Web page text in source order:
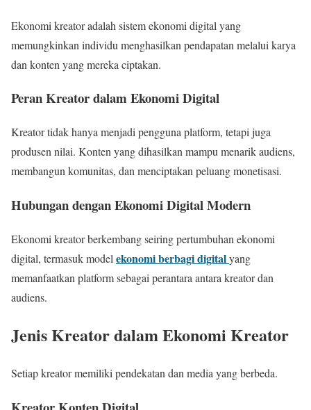
Ekonomi kreator adalah sistem ekonomi digital yang
memungkinkan individu menghasilkan pendapatan melalui karya
dan konten yang mereka ciptakan.
Peran Kreator dalam Ekonomi Digital
Kreator tidak hanya menjadi pengguna platform, tetapi juga
produsen nilai. Konten yang dihasilkan mampu menarik audiens,
membangun komunitas, dan menciptakan peluang monetisasi.
Hubungan dengan Ekonomi Digital Modern
Ekonomi kreator berkembang seiring pertumbuhan ekonomi
digital, termasuk model ekonomi berbagi digitalyang
memanfaatkan platform sebagai perantara antara kreator dan
audiens.
Jenis Kreator dalam Ekonomi Kreator
Setiap kreator memiliki pendekatan dan media yang berbeda.